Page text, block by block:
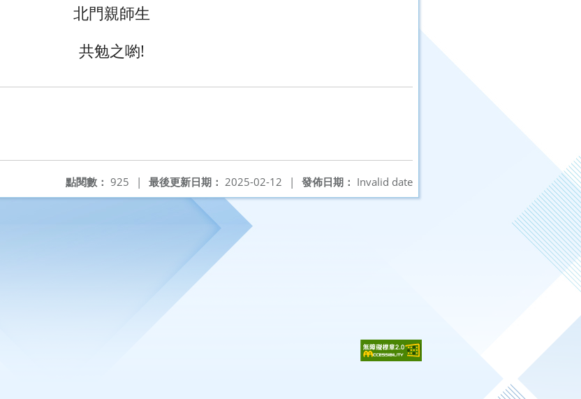
北門親師生
共勉之喲!
發佈日期： Invalid date
最後更新日期： 2025-02-12 |
點閱數： 925 |